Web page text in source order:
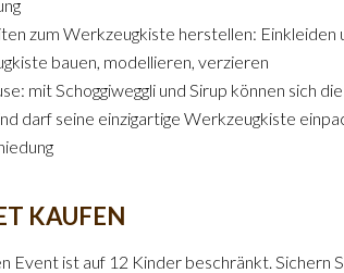
zum Werkzeugkiste herstellen: Einkleiden
bauen, modellieren, verzieren
mit Schoggiweggli und Sirup können sich
darf seine einzigartige Werkzeugkiste
KAUFEN
Event ist auf 12 Kinder beschränkt. Sichern